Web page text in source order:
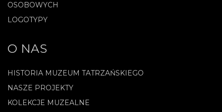
OSOBOWYCH
LOGOTYPY
O NAS
HISTORIA MUZEUM TATRZAŃSKIEGO
NASZE PROJEKTY
KOLEKCJE MUZEALNE